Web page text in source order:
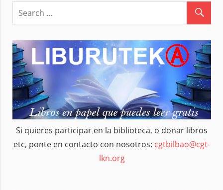
Si quieres participar en la biblioteca, o donar libros
etc, ponte en contacto con nosotros: cgtbilbao@cgt-
lkn.org